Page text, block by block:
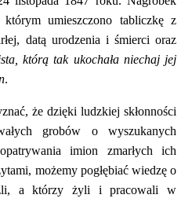
umieszczono tabliczkę z
datą urodzenia i śmierci oraz
którą tak ukochała niechaj jej
.
że dzięki ludzkiej skłonności
grobów o wyszukanych
imion zmarłych ich
możemy pogłębiać wiedzę o
a którzy żyli i pracowali w